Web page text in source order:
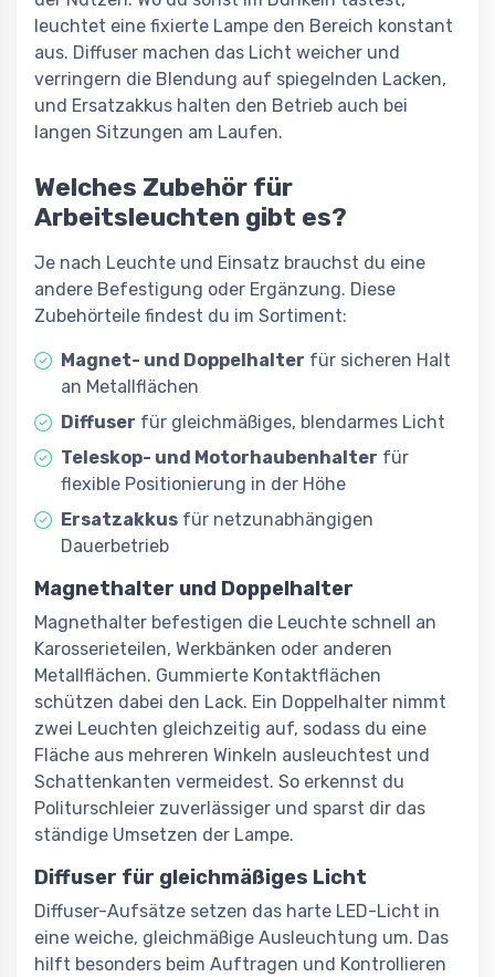
leuchtet eine fixierte Lampe den Bereich konstant
aus. Diffuser machen das Licht weicher und
verringern die Blendung auf spiegelnden Lacken,
und Ersatzakkus halten den Betrieb auch bei
langen Sitzungen am Laufen.
Welches Zubehör für
Arbeitsleuchten gibt es?
Je nach Leuchte und Einsatz brauchst du eine
andere Befestigung oder Ergänzung. Diese
Zubehörteile findest du im Sortiment:
Magnet- und Doppelhalter für sicheren Halt
an Metallflächen
Diffuser für gleichmäßiges, blendarmes Licht
Teleskop- und Motorhaubenhalter für
flexible Positionierung in der Höhe
Ersatzakkus für netzunabhängigen
Dauerbetrieb
Magnethalter und Doppelhalter
Magnethalter befestigen die Leuchte schnell an
Karosserieteilen, Werkbänken oder anderen
Metallflächen. Gummierte Kontaktflächen
schützen dabei den Lack. Ein Doppelhalter nimmt
zwei Leuchten gleichzeitig auf, sodass du eine
Fläche aus mehreren Winkeln ausleuchtest und
Schattenkanten vermeidest. So erkennst du
Politurschleier zuverlässiger und sparst dir das
ständige Umsetzen der Lampe.
Diffuser für gleichmäßiges Licht
Diffuser-Aufsätze setzen das harte LED-Licht in
eine weiche, gleichmäßige Ausleuchtung um. Das
hilft besonders beim Auftragen und Kontrollieren